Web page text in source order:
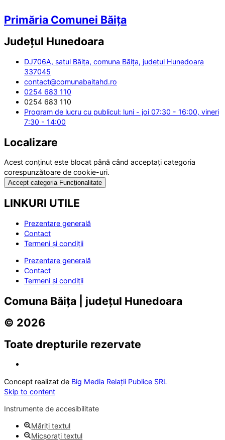
Primăria Comunei Băița
Județul Hunedoara
DJ706A, satul Băița, comuna Băița, județul Hunedoara
337045
contact@comunabaitahd.ro
0254 683 110
0254 683 110
Program de lucru cu publicul: luni - joi 07:30 - 16:00, vineri
7:30 - 14:00
Localizare
Acest conținut este blocat până când acceptați categoria
corespunzătoare de cookie-uri.
Accept categoria Funcționalitate
LINKURI UTILE
Prezentare generală
Contact
Termeni și condiții
Prezentare generală
Contact
Termeni și condiții
Comuna Băița | județul Hunedoara
© 2026
Toate drepturile rezervate
Concept realizat de Big Media Relații Publice SRL
Skip to content
Instrumente de accesibilitate
Măriți textul
Micșorați textul